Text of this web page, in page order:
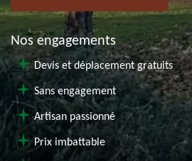
Nos engagements
Devis et déplacement gratuits
Sans engagement
Artisan passionné
Prix imbattable